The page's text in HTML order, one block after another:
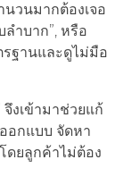
วนมากต้องเจอ
ลำบาก”, หรือ
ฐานและดูไม่มือ
งเข้ามาช่วยแก้
อกแบบ จัดหา
ดยลูกค้าไม่ต้อง